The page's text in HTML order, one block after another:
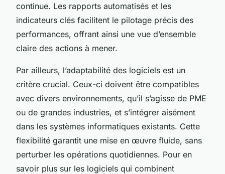
continue. Les rapports automatisés et les
indicateurs clés facilitent le pilotage précis des
performances, offrant ainsi une vue d’ensemble
claire des actions à mener.
Par ailleurs, l’adaptabilité des logiciels est un
critère crucial. Ceux-ci doivent être compatibles
avec divers environnements, qu’il s’agisse de PME
ou de grandes industries, et s’intégrer aisément
dans les systèmes informatiques existants. Cette
flexibilité garantit une mise en œuvre fluide, sans
perturber les opérations quotidiennes. Pour en
savoir plus sur les logiciels qui combinent